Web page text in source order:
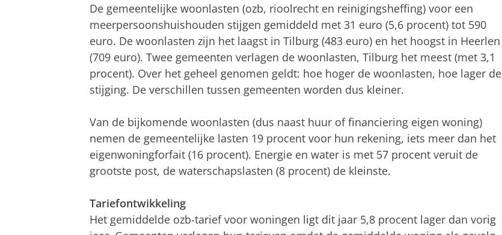
De gemeentelijke woonlasten (ozb, rioolrecht en reinigingsheffing) voor een
meerpersoonshuishouden stijgen gemiddeld met 31 euro (5,6 procent) tot 590
euro. De woonlasten zijn het laagst in Tilburg (483 euro) en het hoogst in Heerlen
(709 euro). Twee gemeenten verlagen de woonlasten, Tilburg het meest (met 3,1
procent). Over het geheel genomen geldt: hoe hoger de woonlasten, hoe lager de
stijging. De verschillen tussen gemeenten worden dus kleiner.
Van de bijkomende woonlasten (dus naast huur of financiering eigen woning)
nemen de gemeentelijke lasten 19 procent voor hun rekening, iets meer dan het
eigenwoningforfait (16 procent). Energie en water is met 57 procent veruit de
grootste post, de waterschapslasten (8 procent) de kleinste.
Tariefontwikkeling
Het gemiddelde ozb-tarief voor woningen ligt dit jaar 5,8 procent lager dan vorig